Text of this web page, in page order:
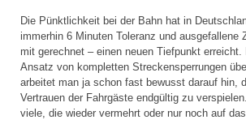
Die Pünktlichkeit bei der Bahn hat in
immerhin 6 Minuten Toleranz und ausgefallene
mit gerechnet – einen neuen Tiefpunkt erreicht.
Ansatz von kompletten Streckensperrungen
arbeitet man ja schon fast bewusst darauf hin,
Vertrauen der Fahrgäste endgültig zu
viele, die wieder vermehrt oder nur noch auf